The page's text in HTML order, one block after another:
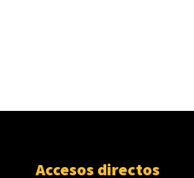
Accesos directos